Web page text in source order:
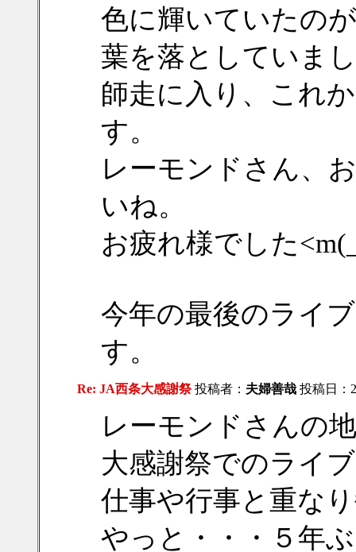
色に輝いていたの
葉を落としていま
師走に入り、これ
す。
レーモンドさん、
いね。
お疲れ様でした
今年の最後のライ
す。
Re: JA西条大感謝祭投稿者： 夫婦善哉 投稿日：
レーモンドさんの
大感謝祭でのライ
仕事や行事と重な
やっと・・・５